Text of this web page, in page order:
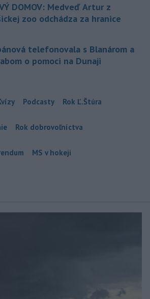
DOMOV: Medveď Artur z
zoo odchádza za hranice
telefonovala s Blanárom a
o pomoci na Dunaji
Podcasty Rok Ľ.Štúra
Rok dobrovoľníctva
MS v hokeji